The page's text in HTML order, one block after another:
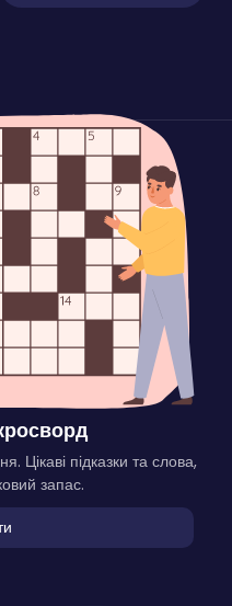
Цікаві підказки та слова,
запас.